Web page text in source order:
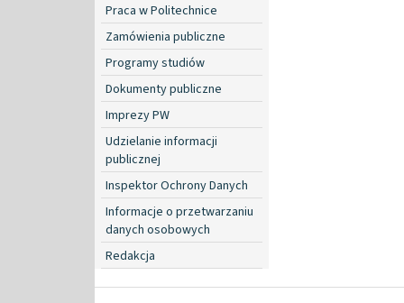
Praca w Politechnice
Zamówienia publiczne
Programy studiów
Dokumenty publiczne
Imprezy PW
Udzielanie informacji
publicznej
Inspektor Ochrony Danych
Informacje o przetwarzaniu
danych osobowych
Redakcja